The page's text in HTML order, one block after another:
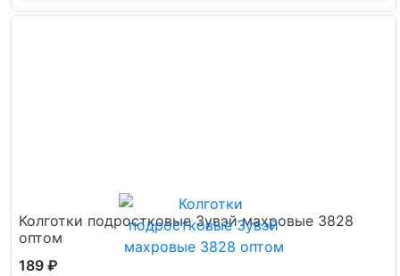
Колготки подростковые Зувэй махровые 3828
оптом
189 ₽